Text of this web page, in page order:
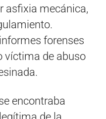
asfixia mecánica,
forenses
víctima de abuso
encontraba